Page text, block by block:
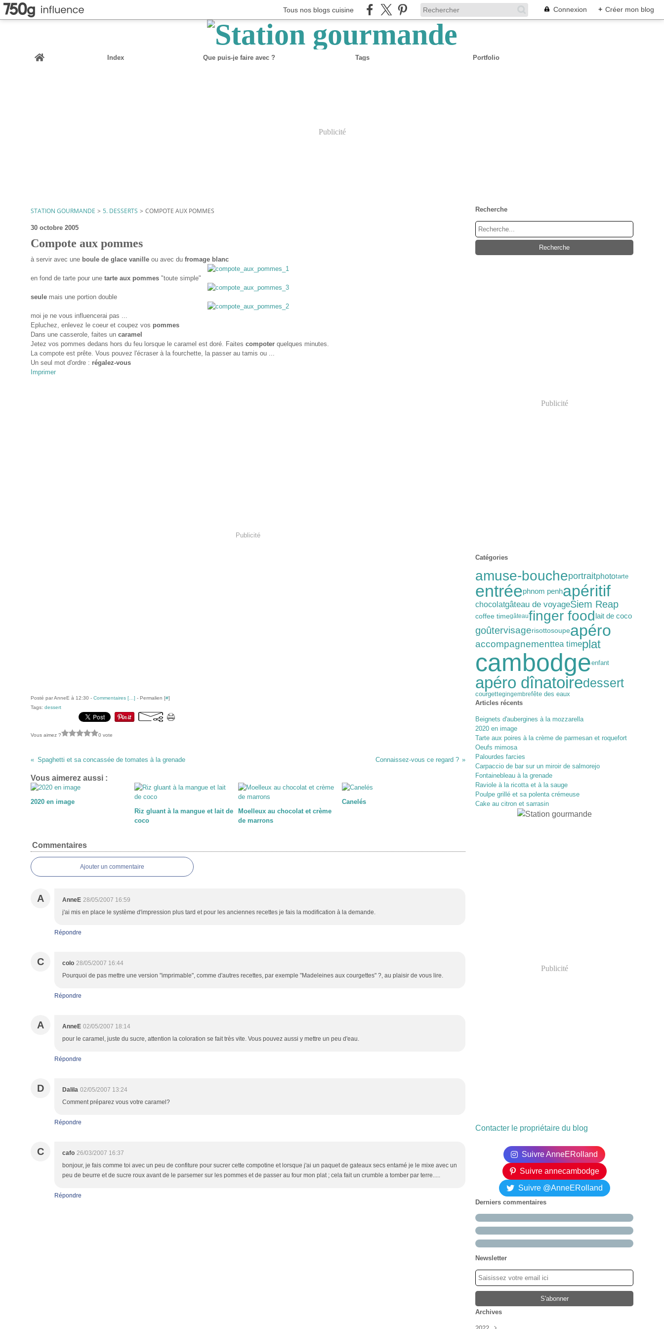
Tous nos blogs cuisine Connexion + Créer mon blog
Home
Index Que puis-je faire avec ? Tags Portfolio
Publicité
STATION GOURMANDE > 5. DESSERTS > COMPOTE AUX POMMES
30 octobre 2005
Compote aux pommes
à servir avec une boule de glace vanille ou avec du fromage blanc
en fond de tarte pour une tarte aux pommes "toute simple"
seule mais une portion double
moi je ne vous influencerai pas ...
Epluchez, enlevez le coeur et coupez vos pommes
Dans une casserole, faites un caramel
Jetez vos pommes dedans hors du feu lorsque le caramel est doré. Faites compoter quelques minutes.
La compote est prête. Vous pouvez l'écraser à la fourchette, la passer au tamis ou ...
Un seul mot d'ordre : régalez-vous
Imprimer
Publicité
Posté par AnneE à 12:30 - Commentaires [ ] - Permalien [#]
Tags: dessert
Vous aimez ? 0 vote
Spaghetti et sa concassée de tomates à la grenade Connaissez-vous ce regard ?
Vous aimerez aussi :
2020 en image
Riz gluant à la mangue et lait de
coco
Moelleux au chocolat et crème
de marrons
Canelés
Commentaires
Ajouter un commentaire
A AnneE 28/05/2007 16:59
j'ai mis en place le système d'impression plus tard et pour les anciennes recettes je fais la modification à la demande.
Répondre
C colo 28/05/2007 16:44
Pourquoi de pas mettre une version "imprimable", comme d'autres recettes, par exemple "Madeleines aux courgettes" ?, au plaisir de vous lire.
Répondre
A AnneE 02/05/2007 18:14
pour le caramel, juste du sucre, attention la coloration se fait très vite. Vous pouvez aussi y mettre un peu d'eau.
Répondre
D Dalila 02/05/2007 13:24
Comment préparez vous votre caramel?
Répondre
C cafo 26/03/2007 16:37
bonjour, je fais comme toi avec un peu de confiture pour sucrer cette compotine et lorsque j'ai un paquet de gateaux secs entamé je le mixe avec un
peu de beurre et de sucre roux avant de le parsemer sur les pommes et de passer au four mon plat ; cela fait un crumble a tomber par terre.....
Répondre
Recherche
Publicité
Catégories
amuse-boucheportraitphototarte
entréephnom penhapéritif
chocolatgâteau de voyageSiem Reap
coffee timegâteaufinger foodlait de coco
goûtervisagerisottosoupeapéro
accompagnementtea timeplat
cambodgeenfant
apéro dînatoiredessert
courgettegingembrefête des eaux
Articles récents
Beignets d'aubergines à la mozzarella
2020 en image
Tarte aux poires à la crème de parmesan et roquefort
Oeufs mimosa
Palourdes farcies
Carpaccio de bar sur un miroir de salmorejo
Fontainebleau à la grenade
Raviole à la ricotta et à la sauge
Poulpe grillé et sa polenta crémeuse
Cake au citron et sarrasin
Publicité
Contacter le propriétaire du blog
Suivre AnneERolland
Suivre annecambodge
Suivre @AnneERolland
Derniers commentaires
Newsletter
Archives